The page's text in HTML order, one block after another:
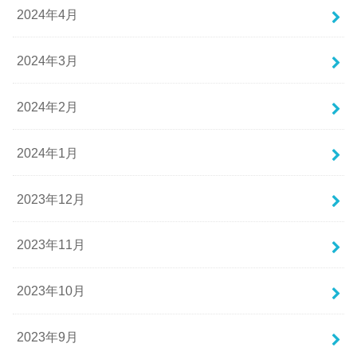
2024年4月
2024年3月
2024年2月
2024年1月
2023年12月
2023年11月
2023年10月
2023年9月